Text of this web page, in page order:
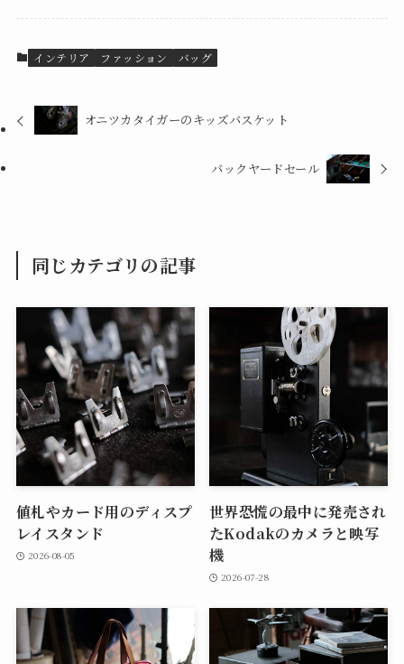
インテリア ファッション バッグ
オニツカタイガーのキッズバスケット
バックヤードセール
同じカテゴリの記事
値札やカード用のディスプ
レイスタンド
2026-08-05
世界恐慌の最中に発売され
たKodakのカメラと映写
機
2026-07-28